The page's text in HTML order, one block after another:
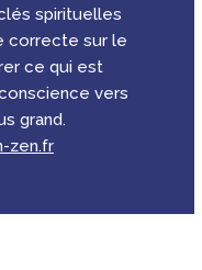
spirituelles
correcte sur le
ce qui est
vers
grand.
zen.fr